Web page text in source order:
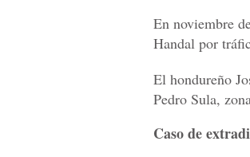
En noviembre
Handal por
El hondureño
Pedro Sula,
Caso de